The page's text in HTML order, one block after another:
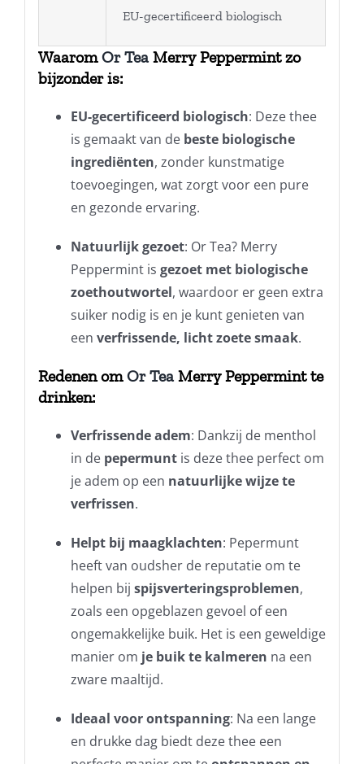
EU-gecertificeerd biologisch
WaaromOr TeaMerry Peppermint zo
bijzonder is:
EU-gecertificeerd biologisch: Deze thee
is gemaakt van de beste biologische
ingrediënten, zonder kunstmatige
toevoegingen, wat zorgt voor een pure
en gezonde ervaring.
Natuurlijk gezoet: Or Tea? Merry
Peppermint is gezoet met biologische
zoethoutwortel, waardoor er geen extra
suiker nodig is en je kunt genieten van
een verfrissende, licht zoete smaak.
Redenen omOr TeaMerry Peppermint te
drinken:
Verfrissende adem: Dankzij de menthol
in de pepermuntis deze thee perfect om
je adem op een natuurlijke wijze te
verfrissen.
Helpt bij maagklachten: Pepermunt
heeft van oudsher de reputatie om te
helpen bij spijsverteringsproblemen,
zoals een opgeblazen gevoel of een
ongemakkelijke buik. Het is een geweldige
manier om je buik te kalmeren na een
zware maaltijd.
Ideaal voor ontspanning: Na een lange
en drukke dag biedt deze thee een